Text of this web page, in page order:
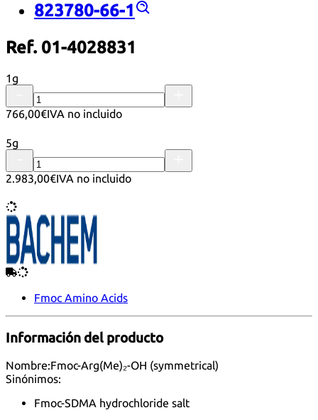
823780-66-1
Ref. 01-4028831
1g
766,00€IVA no incluido
5g
2.983,00€IVA no incluido
Fmoc Amino Acids
Información del producto
Nombre:Fmoc-Arg(Me)₂-OH (symmetrical)
Sinónimos:
Fmoc-SDMA hydrochloride salt